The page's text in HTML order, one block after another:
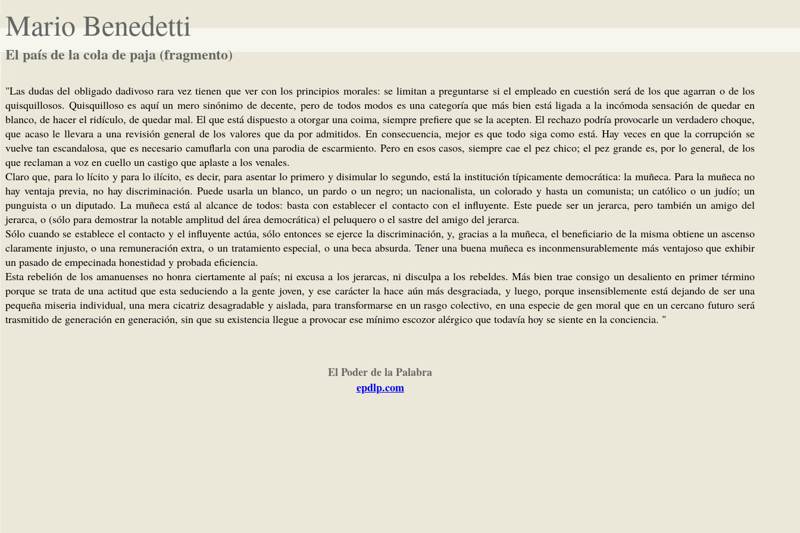
Mario Benedetti
El país de la cola de paja (fragmento)
"Las dudas del obligado dadivoso rara vez tienen que ver con los principios morales: se limitan a preguntarse si el empleado en cuestión será de los que agarran o de los
quisquillosos. Quisquilloso es aquí un mero sinónimo de decente, pero de todos modos es una categoría que más bien está ligada a la incómoda sensación de quedar en
blanco, de hacer el ridículo, de quedar mal. El que está dispuesto a otorgar una coima, siempre prefiere que se la acepten. El rechazo podría provocarle un verdadero choque,
que acaso le llevara a una revisión general de los valores que da por admitidos. En consecuencia, mejor es que todo siga como está. Hay veces en que la corrupción se
vuelve tan escandalosa, que es necesario camuflarla con una parodia de escarmiento. Pero en esos casos, siempre cae el pez chico; el pez grande es, por lo general, de los
que reclaman a voz en cuello un castigo que aplaste a los venales.
Claro que, para lo lícito y para lo ilícito, es decir, para asentar lo primero y disimular lo segundo, está la institución típicamente democrática: la muñeca. Para la muñeca no
hay ventaja previa, no hay discriminación. Puede usarla un blanco, un pardo o un negro; un nacionalista, un colorado y hasta un comunista; un católico o un judío; un
punguista o un diputado. La muñeca está al alcance de todos: basta con establecer el contacto con el influyente. Este puede ser un jerarca, pero también un amigo del
jerarca, o (sólo para demostrar la notable amplitud del área democrática) el peluquero o el sastre del amigo del jerarca.
Sólo cuando se establece el contacto y el influyente actúa, sólo entonces se ejerce la discriminación, y, gracias a la muñeca, el beneficiario de la misma obtiene un ascenso
claramente injusto, o una remuneración extra, o un tratamiento especial, o una beca absurda. Tener una buena muñeca es inconmensurablemente más ventajoso que exhibir
un pasado de empecinada honestidad y probada eficiencia.
Esta rebelión de los amanuenses no honra ciertamente al país; ni excusa a los jerarcas, ni disculpa a los rebeldes. Más bien trae consigo un desaliento en primer término
porque se trata de una actitud que esta seduciendo a la gente joven, y ese carácter la hace aún más desgraciada, y luego, porque insensiblemente está dejando de ser una
pequeña miseria individual, una mera cicatriz desagradable y aislada, para transformarse en un rasgo colectivo, en una especie de gen moral que en un cercano futuro será
trasmitido de generación en generación, sin que su existencia llegue a provocar ese mínimo escozor alérgico que todavía hoy se siente en la conciencia. "
El Poder de la Palabra
epdlp.com